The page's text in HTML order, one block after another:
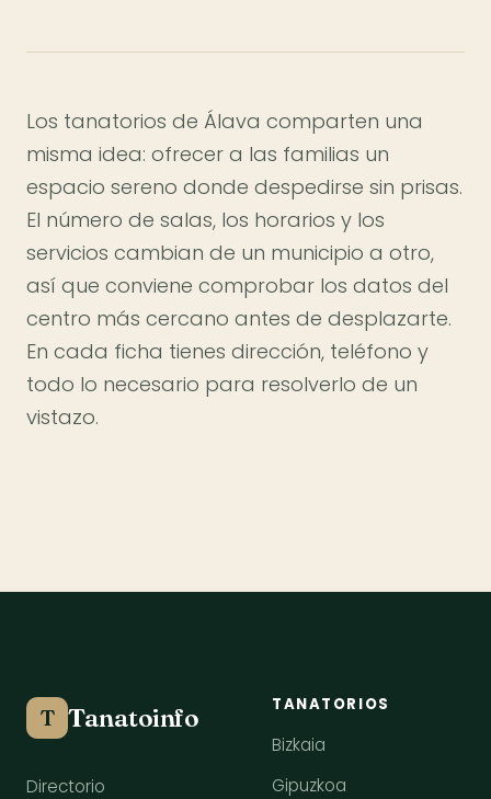
Los tanatorios de Álava comparten una
misma idea: ofrecer a las familias un
espacio sereno donde despedirse sin prisas.
El número de salas, los horarios y los
servicios cambian de un municipio a otro,
así que conviene comprobar los datos del
centro más cercano antes de desplazarte.
En cada ficha tienes dirección, teléfono y
todo lo necesario para resolverlo de un
vistazo.
T Tanatoinfo
Directorio
TANATORIOS
Bizkaia
Gipuzkoa